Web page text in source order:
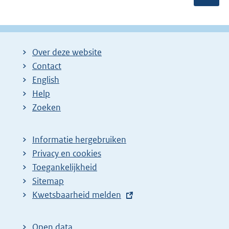
v
n
:
Over deze website
Contact
English
Help
Zoeken
Informatie hergebruiken
Privacy en cookies
Toegankelijkheid
Sitemap
E
t
Kwetsbaarheid melden